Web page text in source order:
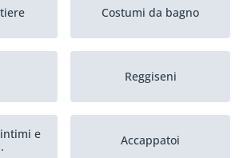
Costumi da bagno
Reggiseni
e
Accappatoi